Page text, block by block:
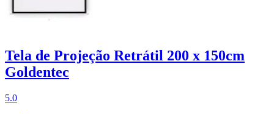
Tela de Projeção Retrátil 200 x 150cm
Goldentec
5.0